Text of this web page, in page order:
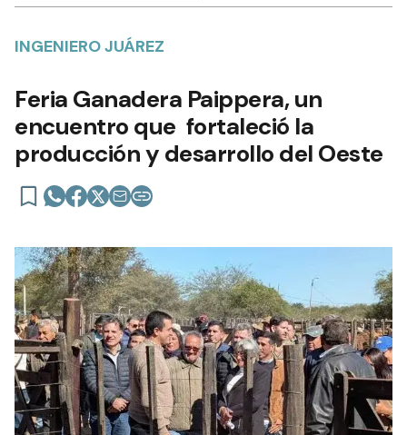
INGENIERO JUÁREZ
Feria Ganadera Paippera, un
encuentro que fortaleció la
producción y desarrollo del Oeste